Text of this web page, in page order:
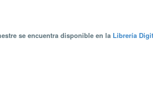
se encuentra disponible en la Librería